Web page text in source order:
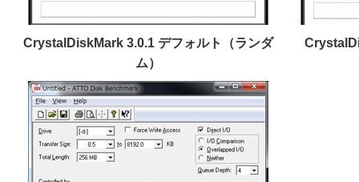
CrystalDiskMark 3.0.1 デフォルト（ランダ
ム）